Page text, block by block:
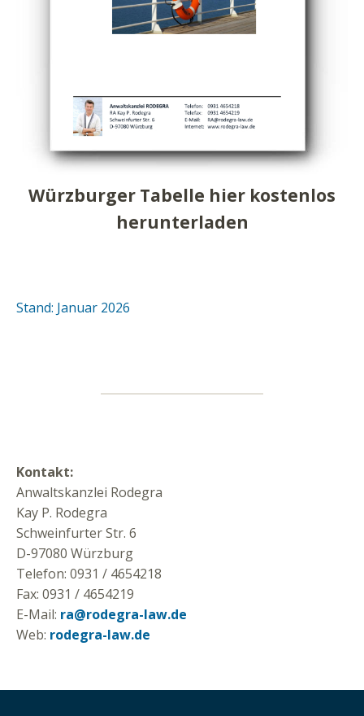
Würzburger Tabelle hier kostenlos
herunterladen
Stand: Januar 2026
Kontakt:
Anwaltskanzlei Rodegra
Kay P. Rodegra
Schweinfurter Str. 6
D-97080 Würzburg
Telefon: 0931 / 4654218
Fax: 0931 / 4654219
E-Mail: ra@rodegra-law.de
Web: rodegra-law.de